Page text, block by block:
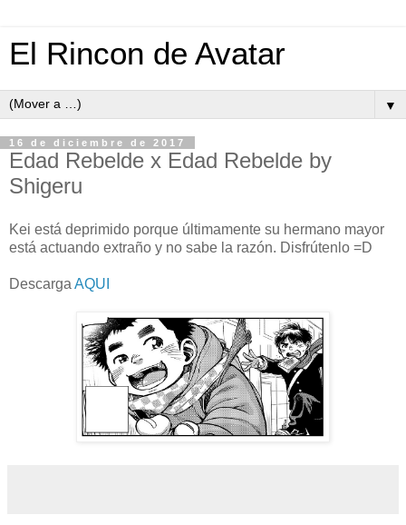
El Rincon de Avatar
▼
16 de diciembre de 2017
Edad Rebelde x Edad Rebelde by
Shigeru
Kei está deprimido porque últimamente su hermano mayor
está actuando extraño y no sabe la razón. Disfrútenlo =D
Descarga AQUI